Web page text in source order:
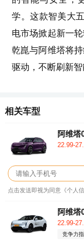
学。这款智美大
电市场掀起新一
乾崑与阿维塔将
驱动，不断刷新智
相关车型
阿维塔
22.99-
点击发送即视为同意《个人
阿维塔
22.99-
竞争力